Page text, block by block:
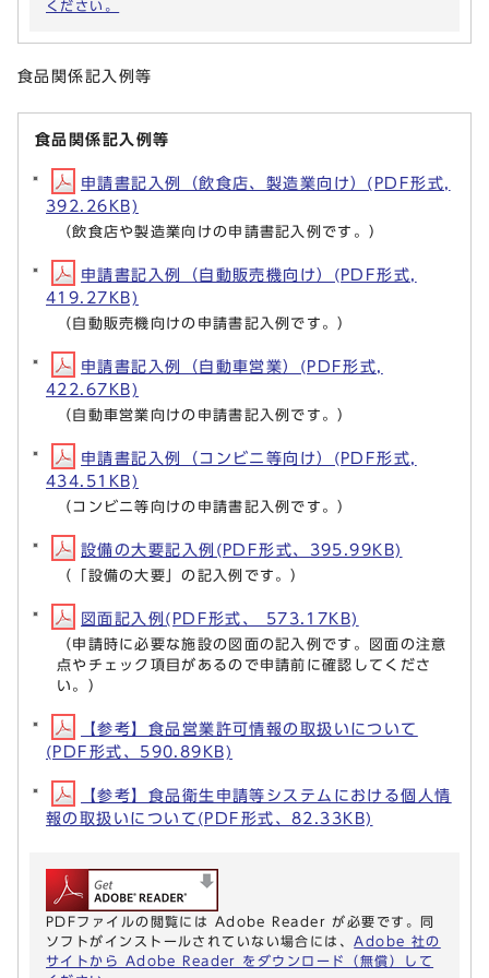
ください。
食品関係記入例等
食品関係記入例等
申請書記入例（飲食店、製造業向け）(PDF形式,
392.26KB)
（飲食店や製造業向けの申請書記入例です。）
申請書記入例（自動販売機向け）(PDF形式,
419.27KB)
（自動販売機向けの申請書記入例です。）
申請書記入例（自動車営業）(PDF形式,
422.67KB)
（自動車営業向けの申請書記入例です。）
申請書記入例（コンビニ等向け）(PDF形式,
434.51KB)
（コンビニ等向けの申請書記入例です。）
設備の大要記入例(PDF形式、395.99KB)
（「設備の大要」の記入例です。）
図面記入例(PDF形式、 573.17KB)
（申請時に必要な施設の図面の記入例です。図面の注意
点やチェック項目があるので申請前に確認してくださ
い。）
【参考】食品営業許可情報の取扱いについて
(PDF形式、590.89KB)
【参考】食品衛生申請等システムにおける個人情
報の取扱いについて(PDF形式、82.33KB)
PDFファイルの閲覧には Adobe Reader が必要です。同
ソフトがインストールされていない場合には、 Adobe 社の
サイトから Adobe Reader をダウンロード（無償）して